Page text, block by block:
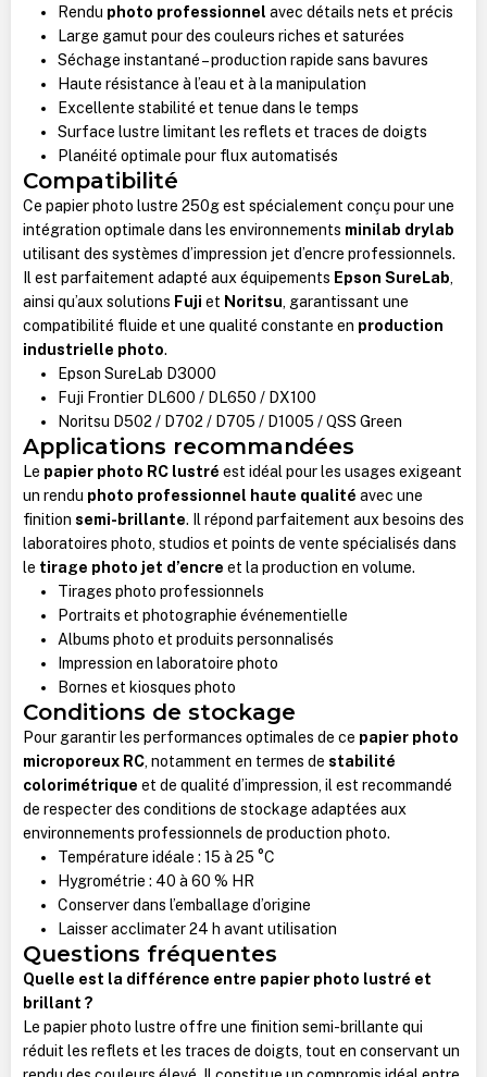
Rendu photo professionnel avec détails nets et précis
Large gamut pour des couleurs riches et saturées
Séchage instantané – production rapide sans bavures
Haute résistance à l’eau et à la manipulation
Excellente stabilité et tenue dans le temps
Surface lustre limitant les reflets et traces de doigts
Planéité optimale pour flux automatisés
Compatibilité
Ce papier photo lustre 250g est spécialement conçu pour une
intégration optimale dans les environnements minilab drylab
utilisant des systèmes d’impression jet d’encre professionnels.
Il est parfaitement adapté aux équipements Epson SureLab,
ainsi qu’aux solutions Fuji et Noritsu, garantissant une
compatibilité fluide et une qualité constante en production
industrielle photo.
Epson SureLab D3000
Fuji Frontier DL600 / DL650 / DX100
Noritsu D502 / D702 / D705 / D1005 / QSS Green
Applications recommandées
Le papier photo RC lustré est idéal pour les usages exigeant
un rendu photo professionnel haute qualité avec une
finition semi-brillante. Il répond parfaitement aux besoins des
laboratoires photo, studios et points de vente spécialisés dans
le tirage photo jet d’encre et la production en volume.
Tirages photo professionnels
Portraits et photographie événementielle
Albums photo et produits personnalisés
Impression en laboratoire photo
Bornes et kiosques photo
Conditions de stockage
Pour garantir les performances optimales de ce papier photo
microporeux RC, notamment en termes de stabilité
colorimétrique et de qualité d’impression, il est recommandé
de respecter des conditions de stockage adaptées aux
environnements professionnels de production photo.
Température idéale : 15 à 25 °C
Hygrométrie : 40 à 60 % HR
Conserver dans l’emballage d’origine
Laisser acclimater 24 h avant utilisation
Questions fréquentes
Quelle est la différence entre papier photo lustré et
brillant ?
Le papier photo lustre offre une finition semi-brillante qui
réduit les reflets et les traces de doigts, tout en conservant un